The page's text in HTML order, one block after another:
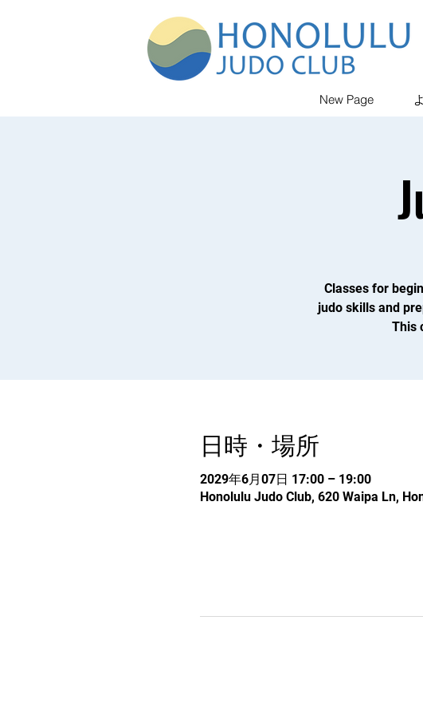
New Page
Classes for
judo skills and
This
日時・場所
2029年6月07日 17:00 – 19:00
Honolulu Judo Club, 620 Waipa Ln,